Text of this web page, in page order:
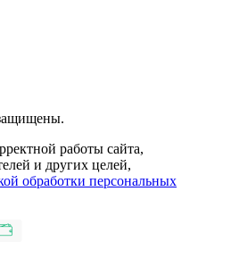
работы сайта,
и других целей,
обработки персональных